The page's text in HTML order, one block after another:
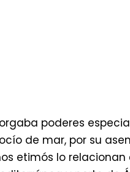
poderes
de mar, por su
etimós lo relacionan